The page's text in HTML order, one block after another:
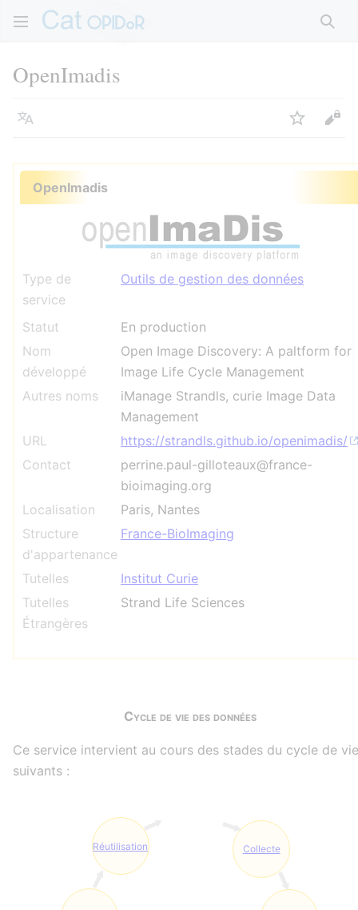
OpenImadis
Langue Suivre
OpenImadis
Type de
service
Outils de gestion des données
Statut
En production
Nom
développé
Open Image Discovery: A paltform for
Image Life Cycle Management
Autres noms
iManage Strandls, curie Image Data
Management
URL
https://strandls.github.io/openimadis/
Contact
perrine.paul-gilloteaux@france-
bioimaging.org
Localisation
Paris, Nantes
Structure
d'appartenance
France-BioImaging
Tutelles
Institut Curie
Tutelles
Étrangères
Strand Life Sciences
Cycle de vie des données
Ce service intervient au cours des stades du cycle de vie
suivants :
Collecte
Réutilisation